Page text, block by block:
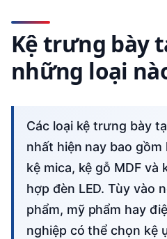
Kệ trưng bày
những loại
Các loại kệ trưng bày tại Tp HCM phổ biến
nhất hiện nay bao
kệ mica, kệ gỗ MDF và
hợp đèn LED. Tùy vào
phẩm, mỹ phẩm hay
nghiệp có thể chọn kệ